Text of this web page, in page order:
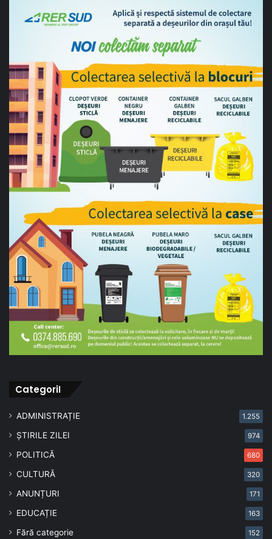
CategoriI
ADMINISTRAȚIE 1.255
ȘTIRILE ZILEI 974
POLITICĂ 680
CULTURĂ 320
ANUNȚURI 171
EDUCAȚIE 163
Fără categorie 152